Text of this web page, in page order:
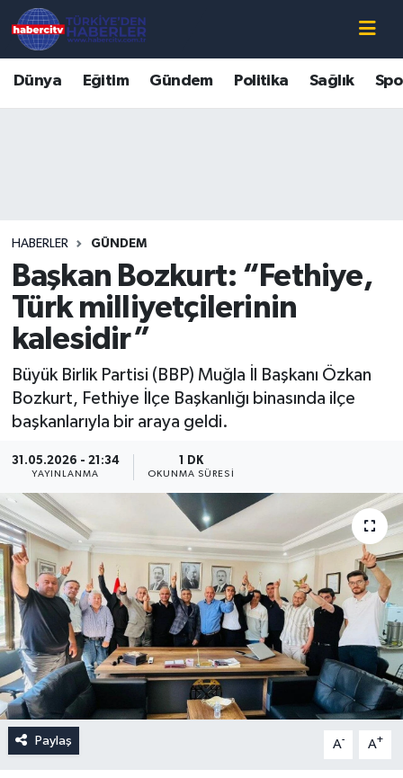
Dünya Eğitim Gündem Politika Sağlık
HABERLER GÜNDEM
Başkan Bozkurt: “Fethiye,
Türk milliyetçilerinin
kalesidir”
Büyük Birlik Partisi (BBP) Muğla İl Başkanı Özkan
Bozkurt, Fethiye İlçe Başkanlığı binasında ilçe
başkanlarıyla bir araya geldi.
31.05.2026 - 21:34
YAYINLANMA
1 DK
OKUNMA SÜRESI
Paylaş A- A+
Süper Lig Puan Durumu ve Fikstür
Tüm Manşetler
Son Dakika Haberleri
Haber Arşivi